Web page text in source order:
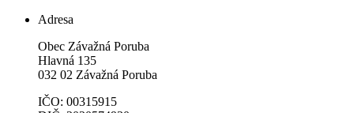
Adresa
Obec Závažná Poruba
Hlavná 135
032 02 Závažná Poruba
IČO: 00315915